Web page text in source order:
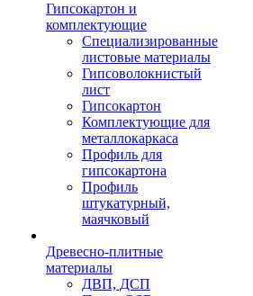
Гипсокартон и
комплектующие
Специализированные
листовые материалы
Гипсоволокнистый
лист
Гипсокартон
Комплектующие для
металлокаркаса
Профиль для
гипсокартона
Профиль
штукатурный,
маячковый
Древесно-плитные
материалы
ДВП, ДСП